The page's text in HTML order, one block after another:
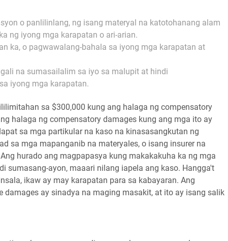
o panlilinlang, ng isang materyal na katotohanang alam
ng iyong mga karapatan o ari-arian.
ka, o pagwawalang-bahala sa iyong mga karapatan at
na sumasailalim sa iyo sa malupit at hindi
iyong mga karapatan.
sa $300,000 kung ang halaga ng compensatory
halaga ng compensatory damages kung ang mga ito ay
sa mga partikular na kaso na kinasasangkutan ng
sa mga mapanganib na materyales, o isang insurer na
hurado ang magpapasya kung makakakuha ka ng mga
sumasang-ayon, maaari nilang iapela ang kaso. Hangga't
ikaw ay may karapatan para sa kabayaran. Ang
ay sinadya na maging masakit, at ito ay isang salik